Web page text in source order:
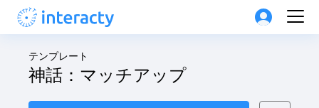
テンプレート
神話：マッチアップ